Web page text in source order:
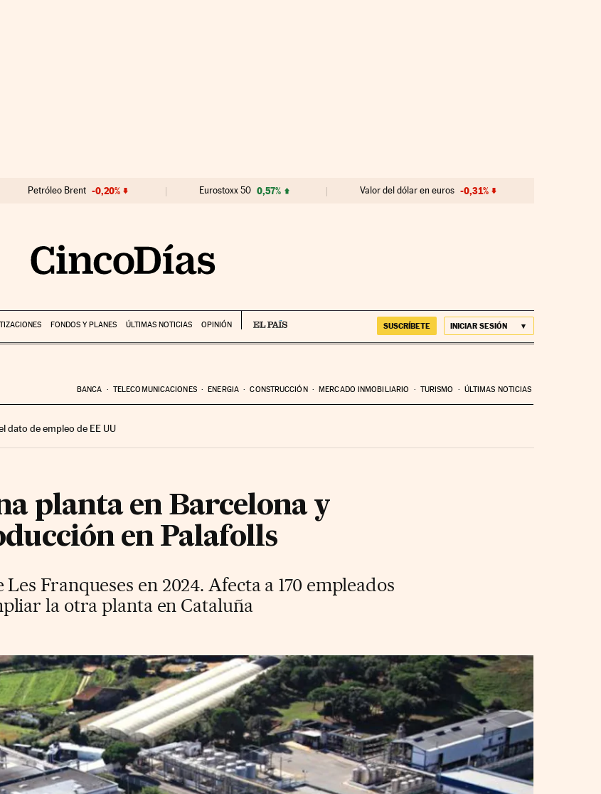
Petróleo Brent -0,20% Eurostoxx 50 0,57% Valor del dólar en euros -0,31%
FONDOS Y PLANES ÚLTIMAS NOTICIAS OPINIÓN SUSCRÍBETE INICIAR SESIÓN
BANCA TELECOMUNICACIONES ENERGIA CONSTRUCCIÓN MERCADO INMOBILIARIO TURISMO ÚLTIMAS NOTICIAS
dato de empleo de EE UU
planta en Barcelona y
en Palafolls
Franqueses en 2024. Afecta a 170 empleados
la otra planta en Cataluña